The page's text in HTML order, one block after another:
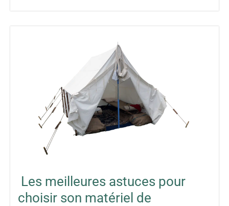
Les meilleures astuces pour
choisir son matériel de